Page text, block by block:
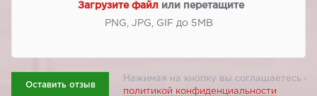
Загрузите файл или перетащите
PNG, JPG, GIF до 5МВ
Оставить отзыв
Нажимая на кнопку вы соглашаетесь с
политикой конфиденциальности